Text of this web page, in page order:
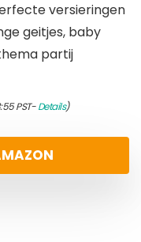
versieringen
geitjes, baby
partij
PST-Details)